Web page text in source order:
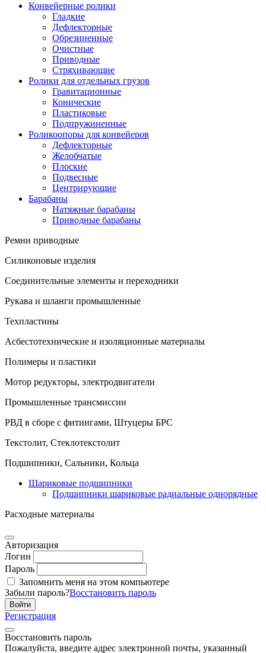
Конвейерные ролики
Гладкие
Дефлекторные
Обрезиненные
Очистные
Приводные
Стряхивающие
Ролики для отдельных грузов
Гравитационные
Конические
Пластиковые
Подпружиненные
Роликоопоры для конвейеров
Дефлекторные
Желобчатые
Плоские
Подвесные
Центрирующие
Барабаны
Натяжные барабаны
Приводные барабаны
Ремни приводные
Силиконовые изделия
Соединительные элементы и переходники
Рукава и шланги промышленные
Техпластины
Асбестотехнические и изоляционные материалы
Полимеры и пластики
Мотор редукторы, электродвигатели
Промышленные трансмиссии
РВД в сборе с фитингами, Штуцеры БРС
Текстолит, Стеклотекстолит
Подшипники, Сальники, Кольца
Шариковые подшипники
Подшипники шариковые радиальные однорядные
Расходные материалы
Авторизация
Логин
Пароль
Запомнить меня на этом компьютере
Забыли пароль?Восстановить пароль
Регистрация
Восстановить пароль
Пожалуйста, введите адрес электронной почты, указанный